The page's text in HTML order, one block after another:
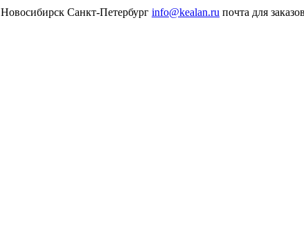
Новосибирск Санкт-Петербург info@kealan.ru почта для заказов